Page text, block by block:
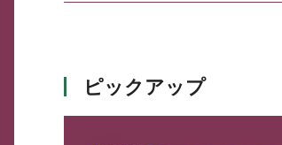
ピックアップ